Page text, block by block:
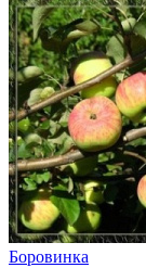
Боровинка